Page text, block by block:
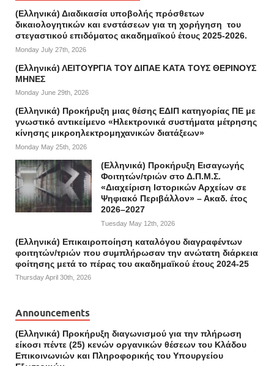
(Ελληνικά) Διαδικασία υποβολής πρόσθετων
δικαιολογητικών και ενστάσεων για τη χορήγηση του
στεγαστικού επιδόματος ακαδημαϊκού έτους 2025-2026.
Monday July 27th, 2026
(Ελληνικά) ΛΕΙΤΟΥΡΓΙΑ ΤΟΥ ΔΙΠΑΕ ΚΑΤΑ ΤΟΥΣ ΘΕΡΙΝΟΥΣ
ΜΗΝΕΣ
Monday June 29th, 2026
(Ελληνικά) Προκήρυξη μιας θέσης ΕΔΙΠ κατηγορίας ΠΕ με
γνωστικό αντικείμενο «Ηλεκτρονικά συστήματα μέτρησης
κίνησης μικροηλεκτρομηχανικών διατάξεων»
Monday May 25th, 2026
(Ελληνικά) Προκήρυξη Εισαγωγής
Φοιτητών/τριών στο Δ.Π.Μ.Σ.
«Διαχείριση Ιστορικών Αρχείων σε
Ψηφιακό Περιβάλλον» – Ακαδ. έτος
2026–2027
Tuesday May 12th, 2026
(Ελληνικά) Επικαιροποίηση καταλόγου διαγραφέντων
φοιτητών/τριών που συμπλήρωσαν την ανώτατη διάρκεια
φοίτησης μετά το πέρας του ακαδημαϊκού έτους 2024-25
Thursday April 30th, 2026
Announcements
(Ελληνικά) Προκήρυξη διαγωνισμού για την πλήρωση
είκοσι πέντε (25) κενών οργανικών θέσεων του Κλάδου
Επικοινωνιών και Πληροφορικής του Υπουργείου